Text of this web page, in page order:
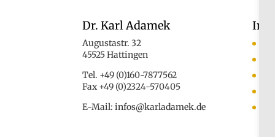
Dr. Karl Adamek
Augustastr. 32
45525 Hattingen
Tel. +49 (0)160-7877562
Fax +49 (0)2324-570405
E-Mail:infos@karladamek.de
Infos